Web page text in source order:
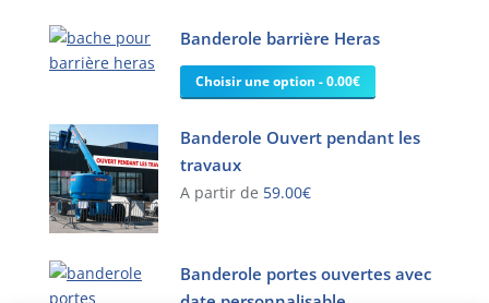
produit
plusieurs
variations.
Les
peuvent
être
choisies
page
du
Banderole barrière Heras
Choisir une option - 0.00€
Banderole Ouvert pendant les
travaux
A partir de 59.00€
a
Banderole portes ouvertes avec